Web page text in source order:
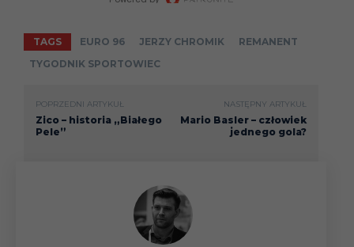
TAGS EURO 96 JERZY CHROMIK
REMANENT
TYGODNIK SPORTOWIEC
POPRZEDNI ARTYKUŁ
Zico – historia „Białego
Pele”
NASTĘPNY ARTYKUŁ
Mario Basler – człowiek
jednego gola?